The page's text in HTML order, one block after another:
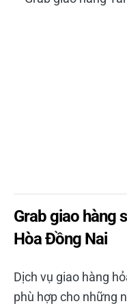
Grab giao hàng
Hòa Đồng Nai
Dịch vụ giao hàng
phù hợp cho những